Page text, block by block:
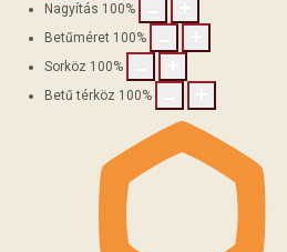
Nagyítás 100%
Betűméret 100%
Sorköz 100%
Betű térköz 100%